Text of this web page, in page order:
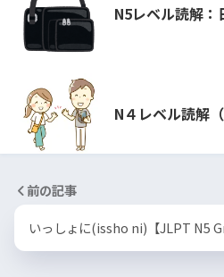
N5レベル読解
N４レベル読解
前の記事
いっしょに(issho ni)【JLPT N5